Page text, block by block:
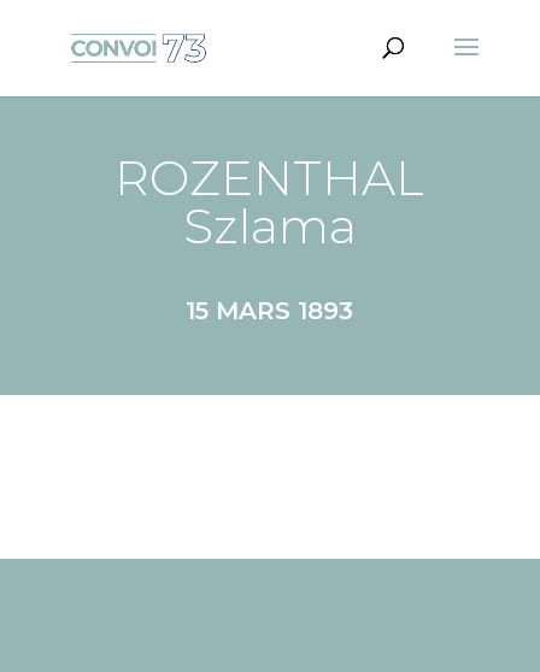
ROZENTHAL
Szlama
15 MARS 1893